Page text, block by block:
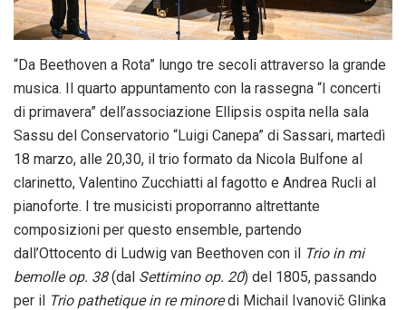
“Da Beethoven a Rota” lungo tre secoli attraverso la grande
musica. Il quarto appuntamento con la rassegna “I concerti
di primavera” dell’associazione Ellipsis ospita nella sala
Sassu del Conservatorio “Luigi Canepa” di Sassari, martedì
18 marzo, alle 20,30, il trio formato da Nicola Bulfone al
clarinetto, Valentino Zucchiatti al fagotto e Andrea Rucli al
pianoforte. I tre musicisti proporranno altrettante
composizioni per questo ensemble, partendo
dall’Ottocento di Ludwig van Beethoven con il Trio in mi
bemolle op. 38(dal Settimino op. 20) del 1805, passando
per il Trio pathetique in re minoredi Michail Ivanovič Glinka